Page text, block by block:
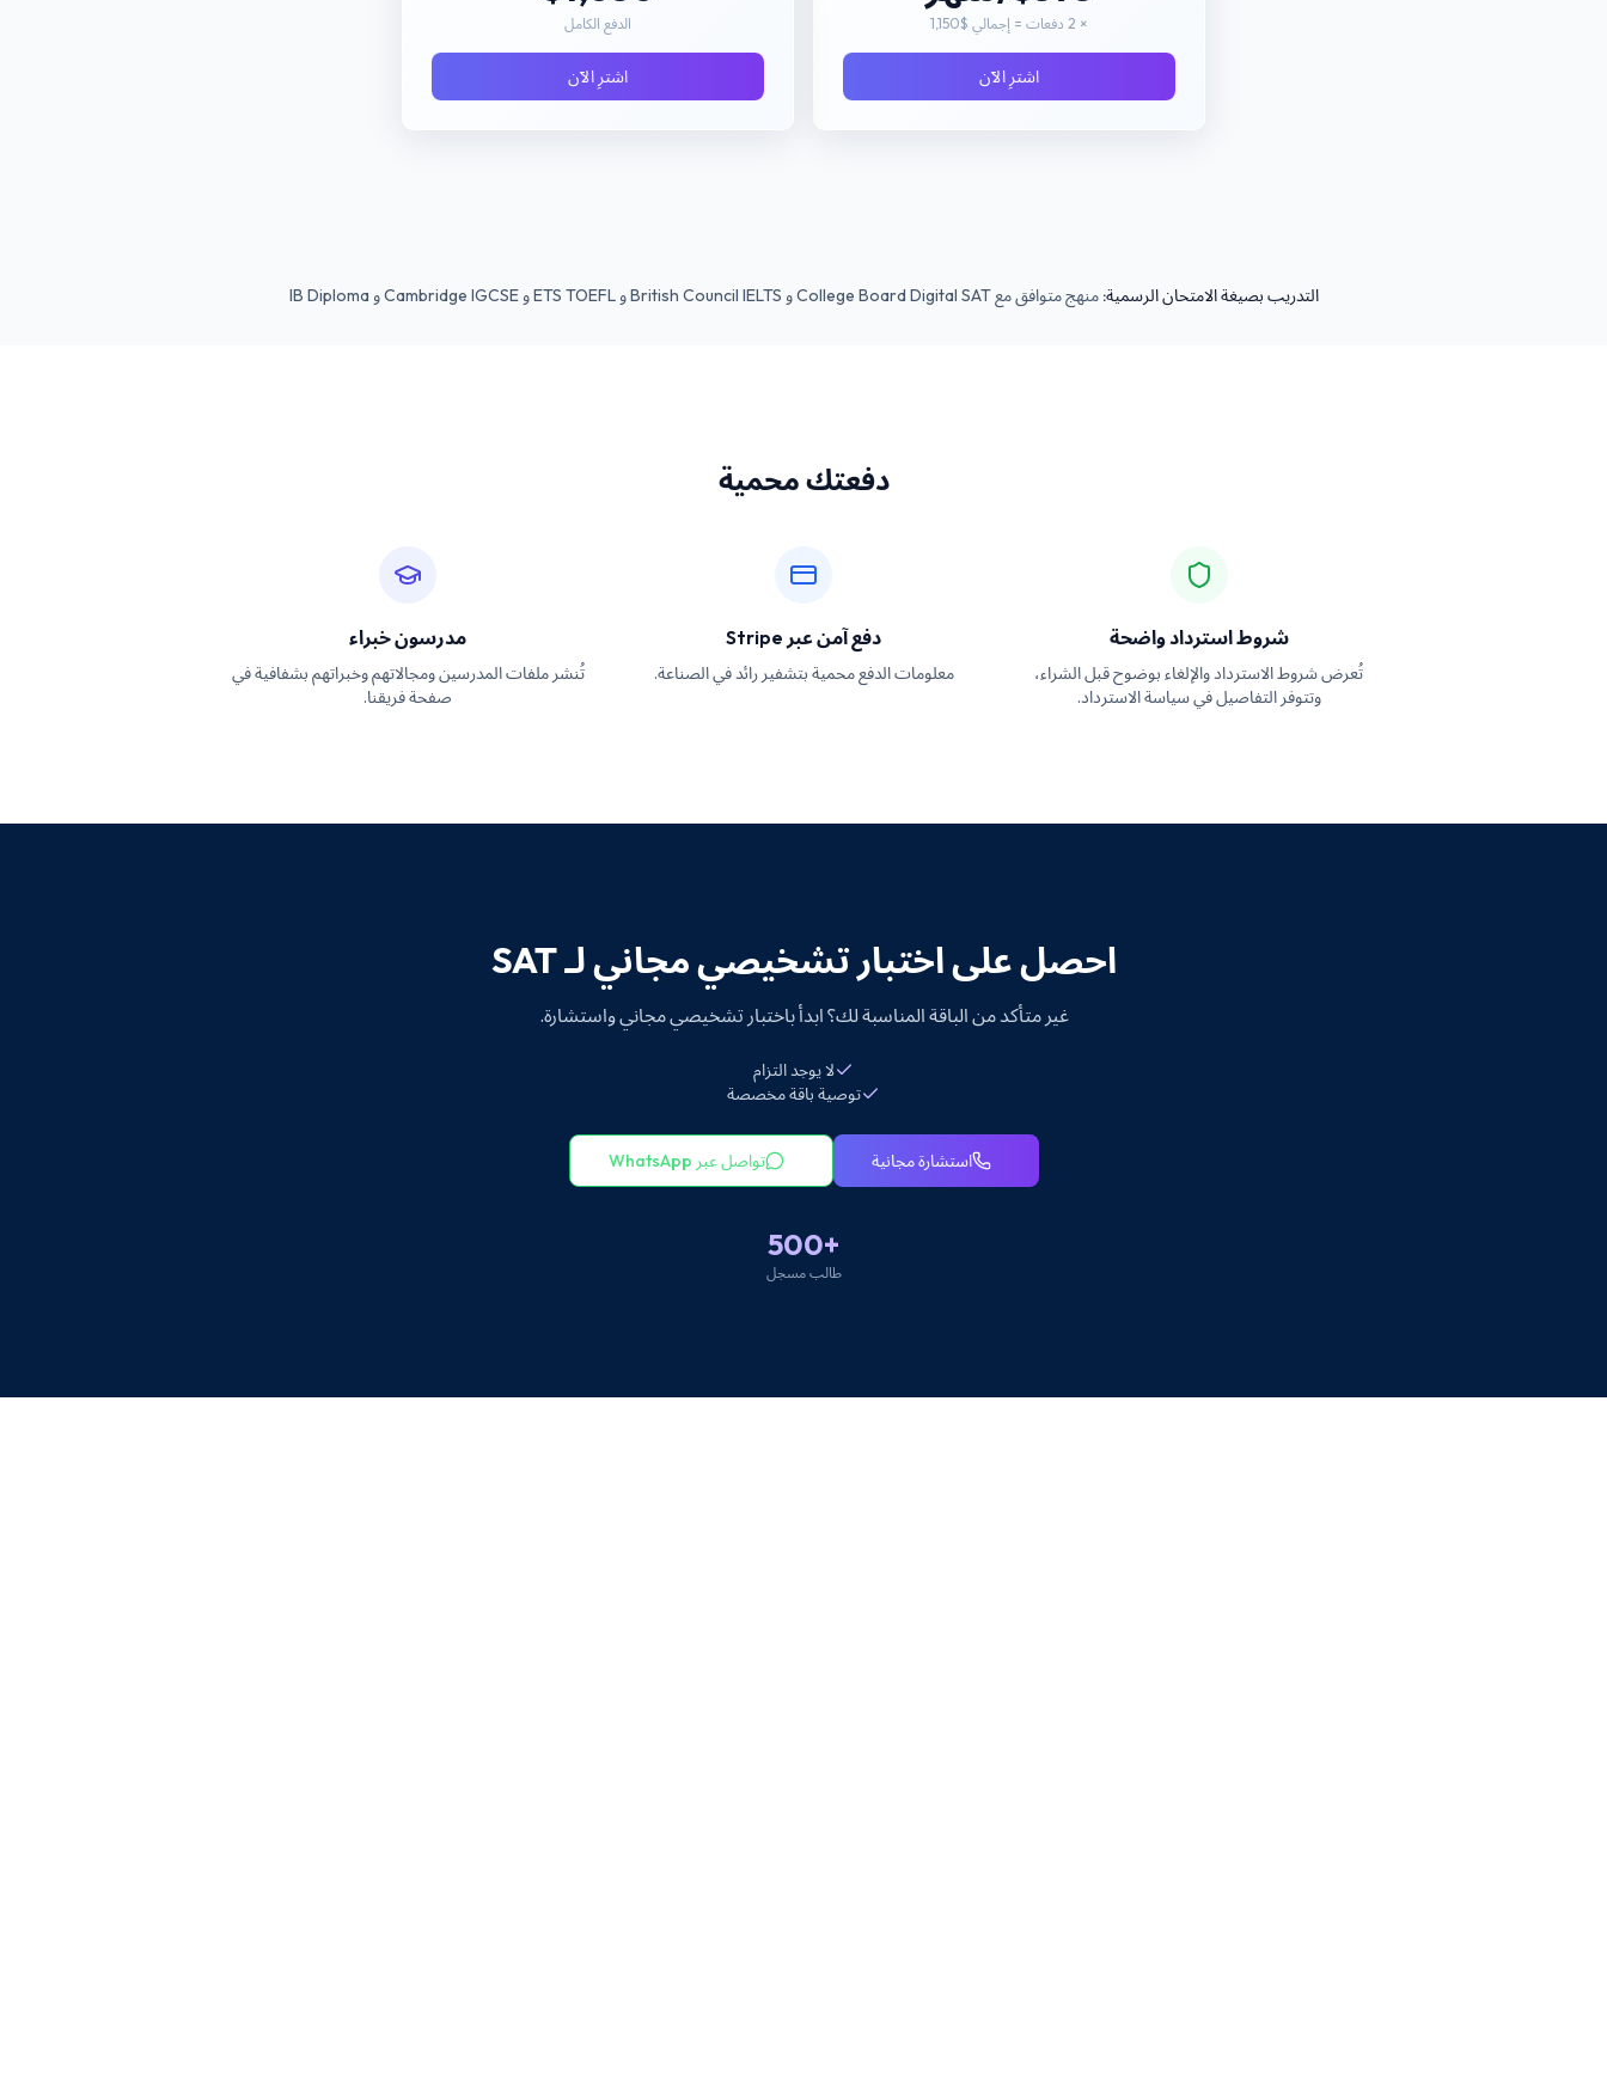
× 2 دفعات = إجمالي $1,150
اشترِ الآن
الدفع الكامل
اشترِ الآن
التدريب بصيغة الامتحان الرسمية: منهج متوافق مع College Board Digital SAT و British Council IELTS و ETS TOEFL و Cambridge IGCSE و IB Diploma
دفعتك محمية
شروط استرداد واضحة
تُعرض شروط الاسترداد والإلغاء بوضوح قبل الشراء،
وتتوفر التفاصيل في سياسة الاسترداد.
دفع آمن عبر Stripe
معلومات الدفع محمية بتشفير رائد في الصناعة.
مدرسون خبراء
تُنشر ملفات المدرسين ومجالاتهم وخبراتهم بشفافية في
صفحة فريقنا.
احصل على اختبار تشخيصي مجاني لـ SAT
غير متأكد من الباقة المناسبة لك؟ ابدأ باختبار تشخيصي مجاني واستشارة.
لا يوجد التزام
توصية باقة مخصصة
استشارة مجانية تواصل عبر WhatsApp
+500
طالب مسجل